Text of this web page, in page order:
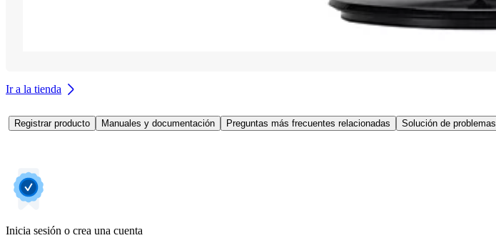
Ir a la tienda
Registrar producto Manuales y documentación Preguntas más frecuentes relacionadas Solución de problemas
Inicia sesión o crea una cuenta